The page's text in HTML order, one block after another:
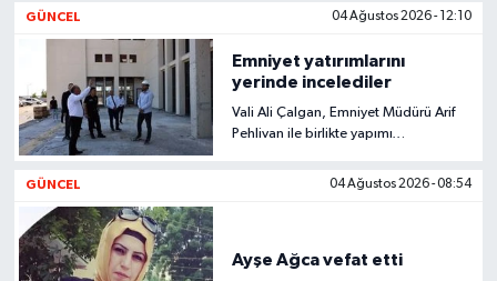
Şampiyonası'nda Türkiye'yi ve
GÜNCEL 04 Ağustos 2026 - 12:10
Emniyet yatırımlarını
yerinde incelediler
Vali Ali Çalgan, Emniyet Müdürü Arif
Pehlivan ile birlikte yapımı
Beker Polis Merkezi Amirliği’nde
GÜNCEL 04 Ağustos 2026 - 08:54
Ayşe Ağca vefat etti